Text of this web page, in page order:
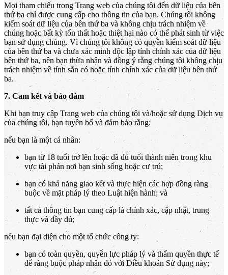
Mọi tham chiếu trong Trang web của chúng tôi đến dữ liệu của bên
thứ ba chỉ được cung cấp cho thông tin của bạn. Chúng tôi không
kiểm soát dữ liệu của bên thứ ba và không chịu trách nhiệm về
chúng hoặc bất kỳ tổn thất hoặc thiệt hại nào có thể phát sinh từ việc
bạn sử dụng chúng. Vì chúng tôi không có quyền kiểm soát dữ liệu
của bên thứ ba và chưa xác minh độc lập tính chính xác của dữ liệu
bên thứ ba, nên bạn thừa nhận và đồng ý rằng chúng tôi không chịu
trách nhiệm về tính sẵn có hoặc tính chính xác của dữ liệu bên thứ
ba.
7. Cam kết và bảo đảm
Khi bạn truy cập Trang web của chúng tôi và/hoặc sử dụng Dịch vụ
của chúng tôi, bạn tuyên bố và đảm bảo rằng:
nếu bạn là một cá nhân:
bạn từ 18 tuổi trở lên hoặc đã đủ tuổi thành niên trong khu
vực tài phán nơi bạn sinh sống hoặc cư trú;
bạn có khả năng giao kết và thực hiện các hợp đồng ràng
buộc về mặt pháp lý theo Luật hiện hành; và
tất cả thông tin bạn cung cấp là chính xác, cập nhật, trung
thực và đầy đủ;
nếu bạn đại diện cho một tổ chức công ty:
bạn có toàn quyền, quyền lực pháp lý và thẩm quyền thực tế
để ràng buộc pháp nhân đó với Điều khoản Sử dụng này;